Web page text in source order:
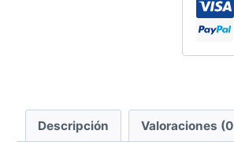
Descripción Valoraciones